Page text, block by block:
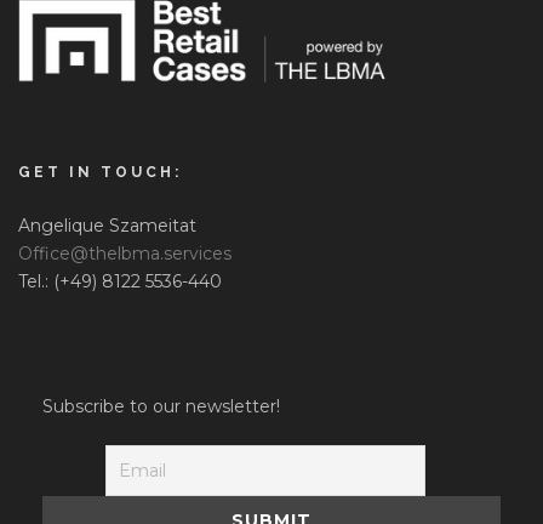
GET IN TOUCH:
Angelique Szameitat
Office@thelbma.services
Tel.: (+49) 8122 5536-440
Subscribe to our newsletter!